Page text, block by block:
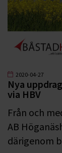
2020-04-27
Nya
via HBV
Från och
AB
därigenom